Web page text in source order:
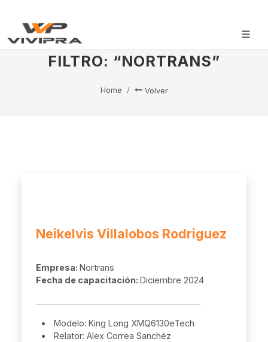
FILTRO: “NORTRANS”
Home Volver
Neikelvis Villalobos Rodriguez
Empresa: Nortrans
Fecha de capacitación: Diciembre 2024
Modelo: King Long XMQ6130eTech
Relator: Alex Correa Sanchéz